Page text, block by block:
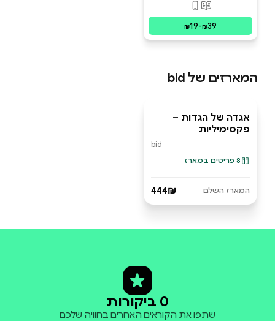
פורמטים זמינים
₪19-₪39
המארזים של bid
מארז ספרים
אגדה של הגדות –
פקסימיליות
bid
8 פריטים במארז
המארז השלם 444₪
0 ביקורות
שתפו את הקוראים האחרים בחוויה שלכם